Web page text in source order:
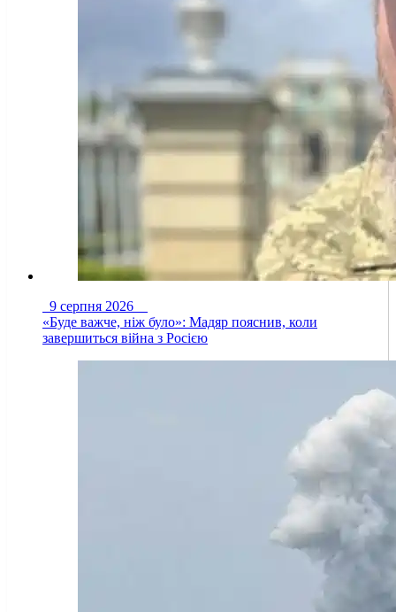
9 серпня 2026
«Буде важче, ніж було»: Мадяр пояснив, коли
завершиться війна з Росією